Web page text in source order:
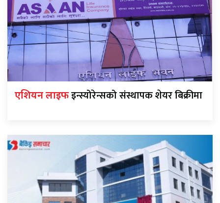
एशियन लाइफइन्स्योरेन्सको संस्थापक शेयर बिक्रीमा